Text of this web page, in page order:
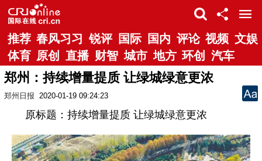
推荐 春风习习 锐评 国际 国内 评论 视频 文娱
体育 原创 直播 财智 城市 地方 环创 汽车
郑州：持续增量提质 让绿城绿意更浓
郑州日报 2020-01-19 09:24:23
原标题：持续增量提质 让绿城绿意更浓